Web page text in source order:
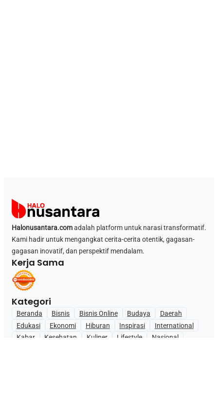
Halonusantara.comadalah platform untuk narasi transformatif.
Kami hadir untuk mengangkat cerita-cerita otentik, gagasan-
gagasan inovatif, dan perspektif mendalam.
Kerja Sama
Kategori
Beranda Bisnis Bisnis Online Budaya
Daerah
Edukasi
Ekonomi Hiburan Inspirasi
International
Kabar
Kesehatan Kuliner Lifestyle
Nasional